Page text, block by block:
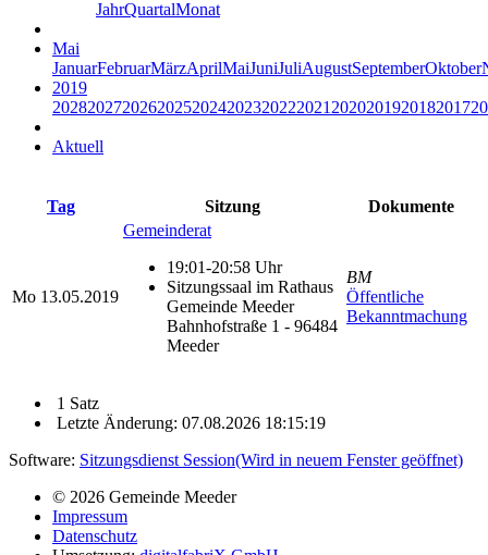
JahrQuartalMonat
Mai
JanuarFebruarMärzAprilMaiJuniJuliAugustSeptemberOktober
2019
20282027202620252024202320222021 2020201920182017
Aktuell
Tag Sitzung Dokumente
Mo 13.05.2019
Gemeinderat
19:01-20:58 Uhr
Sitzungssaal im Rathaus
Gemeinde Meeder
Bahnhofstraße 1 - 96484
Meeder
BM
Öffentliche
Bekanntmachung
1 Satz
Letzte Änderung: 07.08.2026 18:15:19
Software: Sitzungsdienst Session(Wird in neuem Fenster geöffnet)
© 2026 Gemeinde Meeder
Impressum
Datenschutz